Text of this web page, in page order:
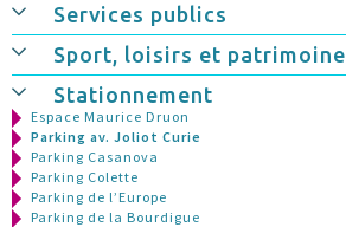
Services publics
Sport, loisirs et patrimoine
Stationnement
Espace Maurice Druon
Parking av. Joliot Curie
Parking Casanova
Parking Colette
Parking de l’Europe
Parking de la Bourdigue